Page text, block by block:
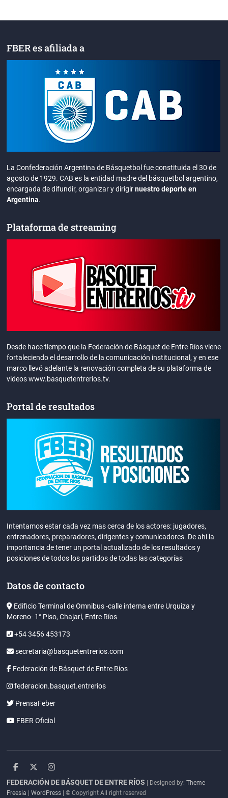
FBER es afiliada a
La Confederación Argentina de Básquetbol fue constituida el 30 de
agosto de 1929. CAB es la entidad madre del básquetbol argentino,
encargada de difundir, organizar y dirigirnuestro deporte en
Argentina.
Plataforma de streaming
Desde hace tiempo que la Federación de Básquet de Entre Ríos viene
fortaleciendo el desarrollo de la comunicación institucional, y en ese
marco llevó adelante la renovación completa de su plataforma de
videos www.basquetentrerios.tv.
Portal de resultados
Intentamos estar cada vez mas cerca de los actores: jugadores,
entrenadores, preparadores, dirigentes y comunicadores. De ahi la
importancia de tener un portal actualizado de los resultados y
posiciones de todos los partidos de todas las categorías
Datos de contacto
Edificio Terminal de Omnibus -calle interna entre Urquiza y
Moreno- 1° Piso, Chajarí, Entre Ríos
+54 3456 453173
secretaria@basquetentrerios.com
Federación de Básquet de Entre Ríos
federacion.basquet.entrerios
PrensaFeber
FBER Oficial
facebook
twitterinstagram
FEDERACIÓN DE BÁSQUET DE ENTRE RÍOS | Designed by:Theme
Freesia |WordPress | © Copyright All right reserved